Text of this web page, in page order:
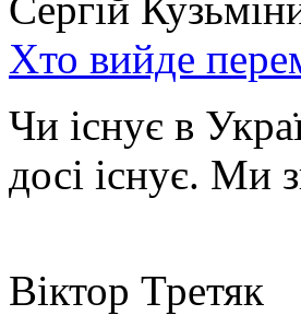
Хто вийде
Чи існує в
досі існує. Ми
Віктор Третяк